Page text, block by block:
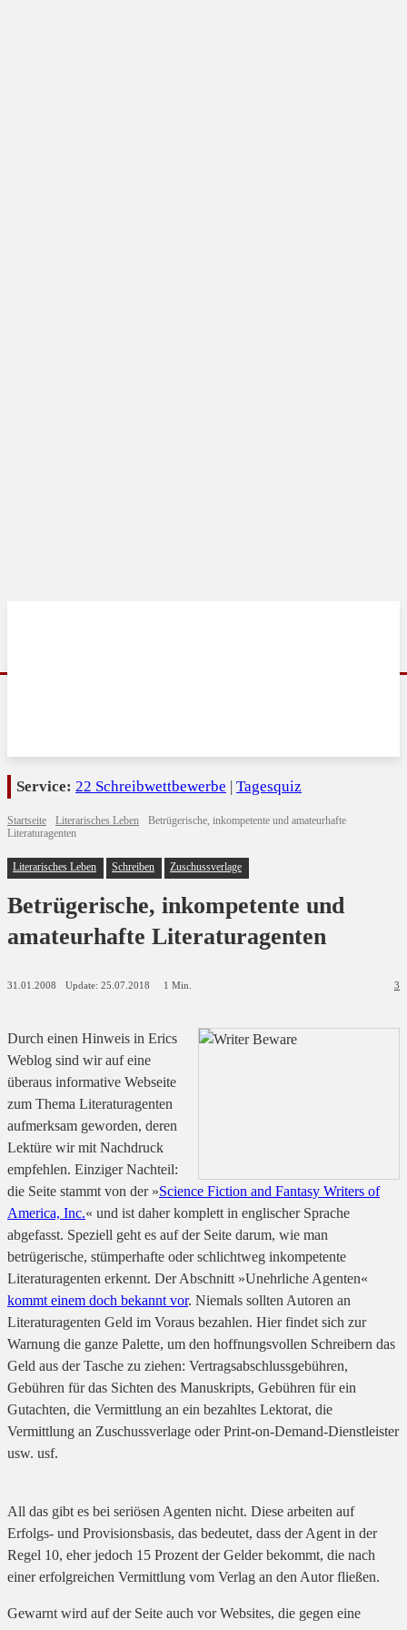
Service: 22 Schreibwettbewerbe | Tagesquiz
Startseite Literarisches Leben
Betrügerische, inkompetente und amateurhafte
Literaturagenten
Literarisches Leben Schreiben Zuschussverlage
Betrügerische, inkompetente und
amateurhafte Literaturagenten
31.01.2008 Update: 25.07.2018 1 Min. 3
Durch einen Hinweis in Erics
Weblog sind wir auf eine
überaus informative Webseite
zum Thema Literaturagenten
aufmerksam geworden, deren
Lektüre wir mit Nachdruck
empfehlen. Einziger Nachteil:
die Seite stammt von der »Science Fiction and Fantasy Writers of
America, Inc.« und ist daher komplett in englischer Sprache
abgefasst. Speziell geht es auf der Seite darum, wie man
betrügerische, stümperhafte oder schlichtweg inkompetente
Literaturagenten erkennt. Der Abschnitt »Unehrliche Agenten«
kommt einem doch bekannt vor. Niemals sollten Autoren an
Literaturagenten Geld im Voraus bezahlen. Hier findet sich zur
Warnung die ganze Palette, um den hoffnungsvollen Schreibern das
Geld aus der Tasche zu ziehen: Vertragsabschlussgebühren,
Gebühren für das Sichten des Manuskripts, Gebühren für ein
Gutachten, die Vermittlung an ein bezahltes Lektorat, die
Vermittlung an Zuschussverlage oder Print-on-Demand-Dienstleister
usw. usf.
All das gibt es bei seriösen Agenten nicht. Diese arbeiten auf
Erfolgs- und Provisionsbasis, das bedeutet, dass der Agent in der
Regel 10, eher jedoch 15 Prozent der Gelder bekommt, die nach
einer erfolgreichen Vermittlung vom Verlag an den Autor fließen.
Gewarnt wird auf der Seite auch vor Websites, die gegen eine